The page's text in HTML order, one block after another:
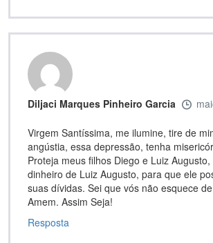
Diljaci Marques Pinheiro Garcia
Virgem Santíssima, me ilumine, tire de
angústia, essa depressão, tenha
Proteja meus filhos Diego e Luiz
dinheiro de Luiz Augusto, para que ele
suas dívidas. Sei que vós não esquece
Amem. Assim Seja!
Resposta